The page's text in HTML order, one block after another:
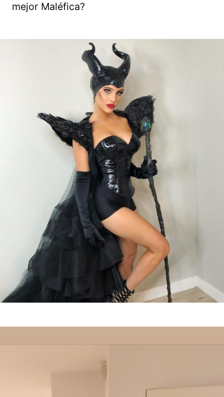
mejor Maléfica?